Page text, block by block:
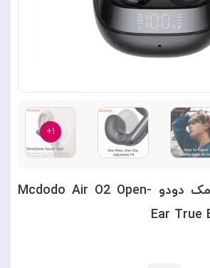
۱+
هندزفری القایی مک دودو Mcdodo Air O2 Open-
Ear True